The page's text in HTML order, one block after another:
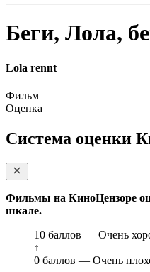
Беги, Лола,
Lola rennt
Фильм
Оценка
Система оценки
Фильмы на КиноЦензоре
шкале.
10 баллов — Очень
↑
0 баллов — Очень